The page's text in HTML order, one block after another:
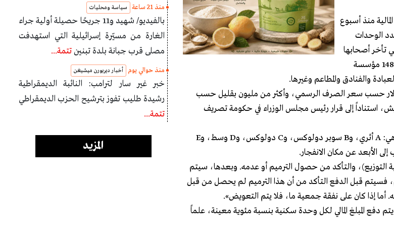
منذ أسبوع
في المائة تقريباً من عدد الوحدات
تأخر أصحابها
بالإفادة عنها، حددت عدد الوحدات المتضررة حتى اليوم بـ62087 وحدة سكنية، و14848 مؤسسة
المالية التي سيوزعها الجيش مائة مليار ليرة (66 مليون دولار حسب سعر الصرف الرسمي، وأكثر من مليون بقليل حسب
استناداً إلى قرار رئيس مجلس الوزراء في حكومة تصريف
وفي حين شرح الحويك أنه تم تقسيم الوحدات السكنية التي تم مسحها إلى فئات، وهي: A أثري، وB سوبر دولوكس، وC دولوكس، وD وسط، وE
والتأكد من حصول الترميم أو عدمه. وبعدها، سيتم
فسيتم قبل الدفع التأكد من أن هذا الترميم لم يحصل من قبل
إذا كان على نفقة جمعية ما، فلا يتم التعويض».
المقرّر أن تنتهي عملية توزيع هذه التعويضات خلال 15 يوماً، ويتم دفع المبلغ المالي لكل وحدة سكنية بنسبة مئوية معينة، علماً
منذ 21 ساعة سياسة ومحليات
بالفيديو/ شهيد و11 جريحًا حصيلة أولية جراء
الغارة من مسيّرة إسرائيلية التي استهدفت
مصلى قرب جبانة بلدة تبنينتتمة...
منذ حوالي يوم أخبار ديربورن ميشيغن
خبر غير سار لترامب: النائبة الديمقراطية
رشيدة طليب تفوز بترشيح الحزب الديمقراطي
تتمة...
المزيد